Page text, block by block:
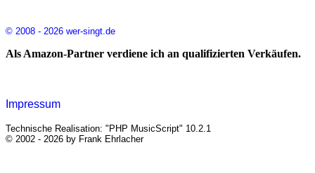
© 2008 - 2026 wer-singt.de
Als Amazon-Partner verdiene ich an qualifizierten Verkäufen.
Impressum
Technische Realisation: "PHP MusicScript" 10.2.1
© 2002 - 2026 by Frank Ehrlacher